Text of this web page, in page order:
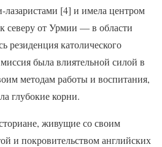
[4] и имела центром
северу от Урмии — в области
резиденция католического
была влиятельной силой в
методам работы и воспитания,
глубокие корни.
живущие со своим
и покровительством английских